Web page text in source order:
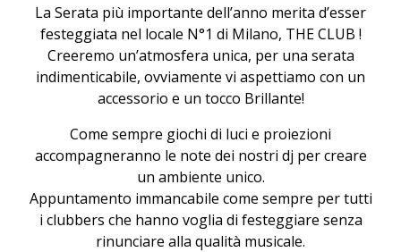
La Serata più importante dell’anno merita d’esser
festeggiata nel locale N°1 di Milano, THE CLUB !
Creeremo un’atmosfera unica, per una serata
indimenticabile, ovviamente vi aspettiamo con un
accessorio e un tocco Brillante!
Come sempre giochi di luci e proiezioni
accompagneranno le note dei nostri dj per creare
un ambiente unico.
Appuntamento immancabile come sempre per tutti
i clubbers che hanno voglia di festeggiare senza
rinunciare alla qualità musicale.